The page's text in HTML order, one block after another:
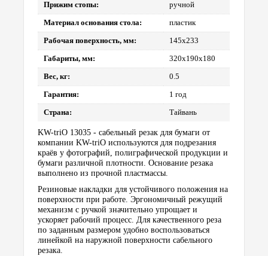
Прижим стопы: ручной
Материал основания стола: пластик
Рабочая поверхность, мм: 145х233
Габариты, мм: 320х190х180
Вес, кг: 0.5
Гарантия: 1 год
Страна: Тайвань
KW-triO 13035 - сабельный резак для бумаги от
компании KW-triO используются для подрезания
краёв у фотографий, полиграфической продукции и
бумаги различной плотности. Основание резака
выполнено из прочной пластмассы.
Резиновые накладки для устойчивого положения на
поверхности при работе. Эргономичный режущий
механизм с ручкой значительно упрощает и
ускоряет рабочий процесс. Для качественного реза
по заданным размером удобно воспользоваться
линейкой на наружной поверхности сабельного
резака.